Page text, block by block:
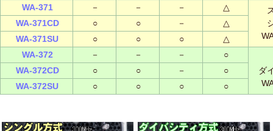
WA-371 － － － △
WA-371CD ○ ○ －
△
WA-371SU
○ ○ ○
△
WA-372
－ － －
○
ダ
WA-372CD ○ ○ －
○
WA-372SU
○ ○ ○ ○